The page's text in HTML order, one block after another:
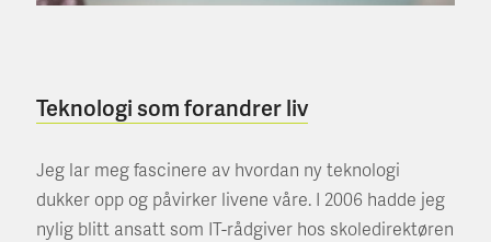
Teknologi som forandrer liv
Jeg lar meg fascinere av hvordan ny teknologi
dukker opp og påvirker livene våre. I 2006 hadde jeg
nylig blitt ansatt som IT-rådgiver hos skoledirektøren